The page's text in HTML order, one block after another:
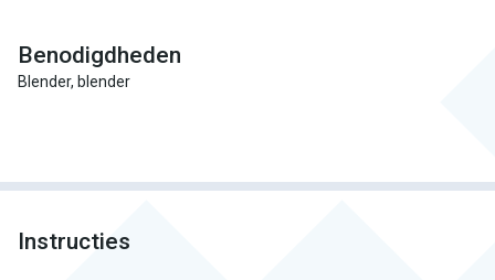
Benodigdheden
Blender, blender
Instructies